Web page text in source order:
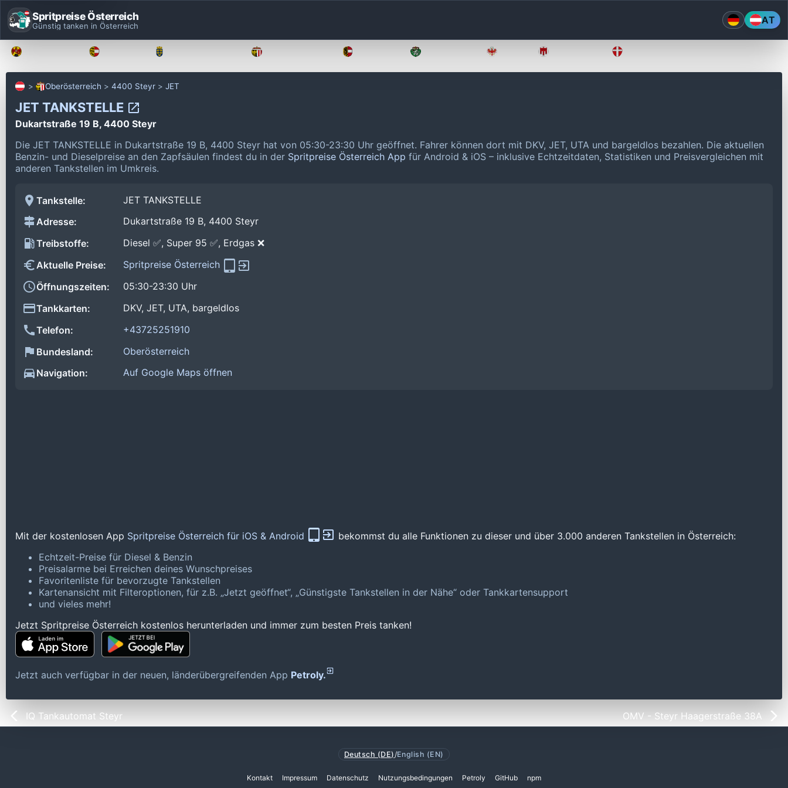
Spritpreise Österreich
Günstig tanken in Österreich AT
Oberösterreich 4400 Steyr JET
JET TANKSTELLE
Dukartstraße 19 B, 4400 Steyr
Die JET TANKSTELLE in Dukartstraße 19 B, 4400 Steyr hat von 05:30-23:30 Uhr geöffnet. Fahrer können dort mit DKV, JET, UTA und bargeldlos bezahlen. Die aktuellen
Benzin- und Dieselpreise an den Zapfsäulen findest du in der Spritpreise Österreich App für Android & iOS – inklusive Echtzeitdaten, Statistiken und Preisvergleichen mit
anderen Tankstellen im Umkreis.
Tankstelle:
JET TANKSTELLE
Adresse:
Dukartstraße 19 B, 4400 Steyr
Treibstoffe:
Diesel ✅, Super 95 ✅, Erdgas ❌
Aktuelle Preise:
Spritpreise Österreich
Öffnungszeiten:
05:30-23:30 Uhr
Tankkarten:
DKV, JET, UTA, bargeldlos
Telefon:
+43725251910
Bundesland:
Oberösterreich
Navigation:
Auf Google Maps öffnen
Mit der kostenlosen App Spritpreise Österreich für iOS & Android
bekommst du alle Funktionen zu dieser und über 3.000 anderen Tankstellen in Österreich:
Echtzeit-Preise für Diesel & Benzin
Preisalarme bei Erreichen deines Wunschpreises
Favoritenliste für bevorzugte Tankstellen
Kartenansicht mit Filteroptionen, für z.B. „Jetzt geöffnet“, „Günstigste Tankstellen in der Nähe“ oder Tankkartensupport
und vieles mehr!
Jetzt Spritpreise Österreich kostenlos herunterladen und immer zum besten Preis tanken!
Jetzt auch verfügbar in der neuen, länderübergreifenden App Petroly.
IQ Tankautomat Steyr OMV - Steyr Haagerstraße 38A
Deutsch (DE) /English (EN)
Kontakt Impressum Datenschutz Nutzungsbedingungen Petroly GitHub npm